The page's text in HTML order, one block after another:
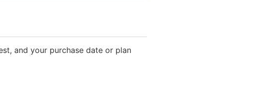
and your purchase date or plan